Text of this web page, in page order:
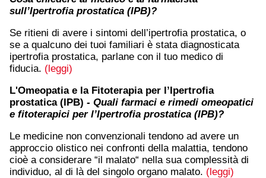
sull’Ipertrofia prostatica (IPB)?
Se ritieni di avere i sintomi dell’ipertrofia prostatica, o
se a qualcuno dei tuoi familiari è stata diagnosticata
ipertrofia prostatica, parlane con il tuo medico di
fiducia. (leggi)
L'Omeopatia e la Fitoterapia per l’Ipertrofia
prostatica (IPB) - Quali farmaci e rimedi omeopatici
e fitoterapici per l’Ipertrofia prostatica (IPB)?
Le medicine non convenzionali tendono ad avere un
approccio olistico nei confronti della malattia, tendono
cioè a considerare “il malato“ nella sua complessità di
individuo, al di là del singolo organo malato. (leggi)